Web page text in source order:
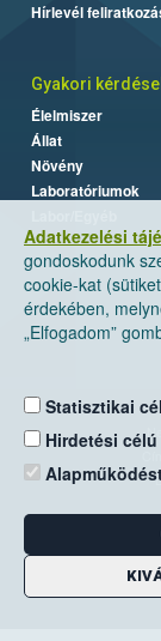
Adatkezelési
gondoskodunk
cookie-kat
érdekében,
„Elfogadom”
Statisztikai
Hirdetési
Hírlevél
Gyakori
Élelmiszer
Állat
Növény
Laboratóriumok